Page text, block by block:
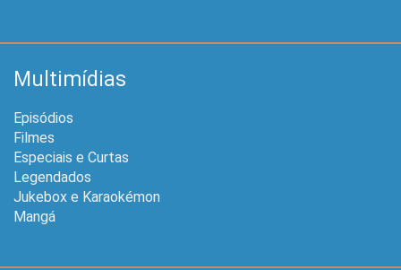
Multimídias
Episódios
Filmes
Especiais e Curtas
Legendados
Jukebox e Karaokémon
Mangá